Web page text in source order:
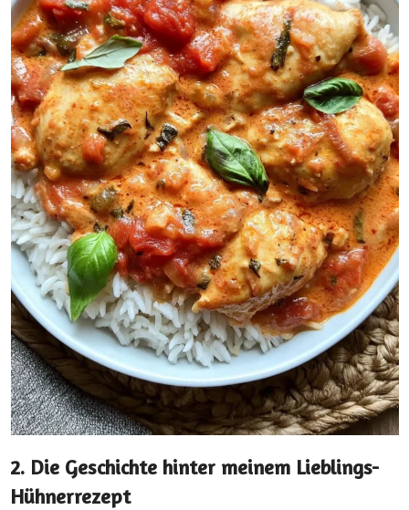
2. Die Geschichte hinter meinem Lieblings-
Hühnerrezept